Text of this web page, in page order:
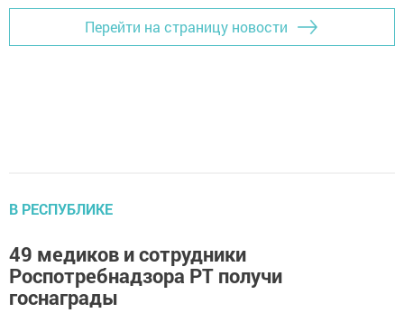
Перейти на страницу новости
В РЕСПУБЛИКЕ
49 медиков и сотрудники
Роспотребнадзора РТ получи
госнаграды